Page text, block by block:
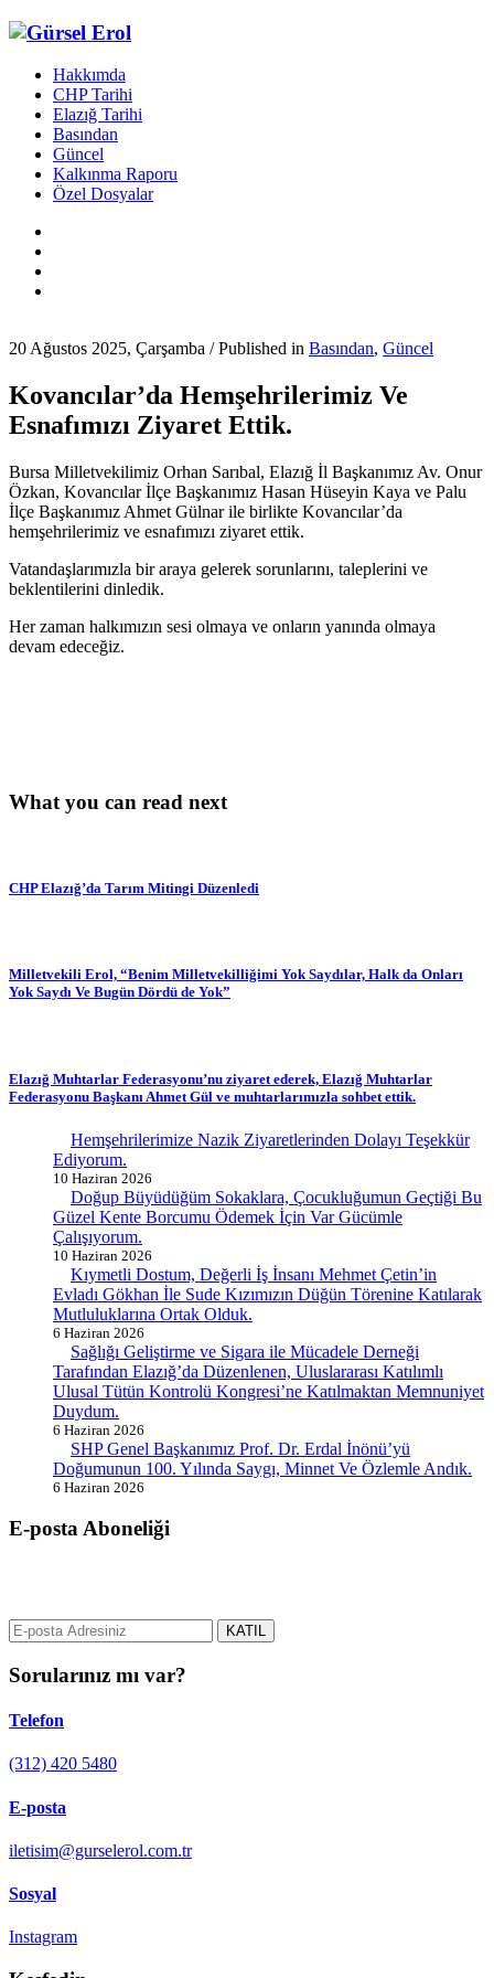
Hakkımda
CHP Tarihi
Elazığ Tarihi
Basından
Güncel
Kalkınma Raporu
Özel Dosyalar
20 Ağustos 2025, Çarşamba /Published in Basından, Güncel
Kovancılar’da Hemşehrilerimiz Ve
Esnafımızı Ziyaret Ettik.
Bursa Milletvekilimiz Orhan Sarıbal, Elazığ İl Başkanımız Av. Onur
Özkan, Kovancılar İlçe Başkanımız Hasan Hüseyin Kaya ve Palu
İlçe Başkanımız Ahmet Gülnar ile birlikte Kovancılar’da
hemşehrilerimiz ve esnafımızı ziyaret ettik.
Vatandaşlarımızla bir araya gelerek sorunlarını, taleplerini ve
beklentilerini dinledik.
Her zaman halkımızın sesi olmaya ve onların yanında olmaya
devam edeceğiz.
What you can read next
CHP Elazığ’da Tarım Mitingi Düzenledi
Milletvekili Erol, “Benim Milletvekilliğimi Yok Saydılar, Halk da Onları
Yok Saydı Ve Bugün Dördü de Yok”
Elazığ Muhtarlar Federasyonu’nu ziyaret ederek, Elazığ Muhtarlar
Federasyonu Başkanı Ahmet Gül ve muhtarlarımızla sohbet ettik.
Hemşehrilerimize Nazik Ziyaretlerinden Dolayı Teşekkür
Ediyorum.
10 Haziran 2026
Doğup Büyüdüğüm Sokaklara, Çocukluğumun Geçtiği Bu
Güzel Kente Borcumu Ödemek İçin Var Gücümle
Çalışıyorum.
10 Haziran 2026
Kıymetli Dostum, Değerli İş İnsanı Mehmet Çetin’in
Evladı Gökhan İle Sude Kızımızın Düğün Törenine Katılarak
Mutluluklarına Ortak Olduk.
6 Haziran 2026
Sağlığı Geliştirme ve Sigara ile Mücadele Derneği
Tarafından Elazığ’da Düzenlenen, Uluslararası Katılımlı
Ulusal Tütün Kontrolü Kongresi’ne Katılmaktan Memnuniyet
Duydum.
6 Haziran 2026
SHP Genel Başkanımız Prof. Dr. Erdal İnönü’yü
Doğumunun 100. Yılında Saygı, Minnet Ve Özlemle Andık.
6 Haziran 2026
E-posta Aboneliği
KATIL
Sorularınız mı var?
Telefon
(312) 420 5480
E-posta
iletisim@gurselerol.com.tr
Sosyal
Instagram